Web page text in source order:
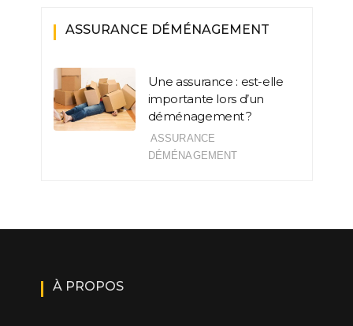
ASSURANCE DÉMÉNAGEMENT
Une assurance : est-elle
importante lors d’un
déménagement ?
ASSURANCE
DÉMÉNAGEMENT
À PROPOS